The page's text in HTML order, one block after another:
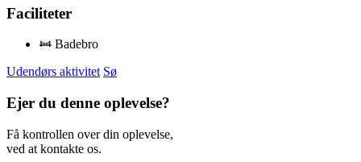
Faciliteter
Badebro
Udendørs aktivitet Sø
Ejer du denne oplevelse?
Få kontrollen over din oplevelse,
ved at kontakte os.